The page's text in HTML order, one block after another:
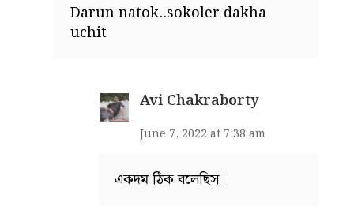
Darun natok..sokoler dakha
uchit
Avi Chakraborty
June 7, 2022 at 7:38 am
একদম ঠিক বলেছিস।